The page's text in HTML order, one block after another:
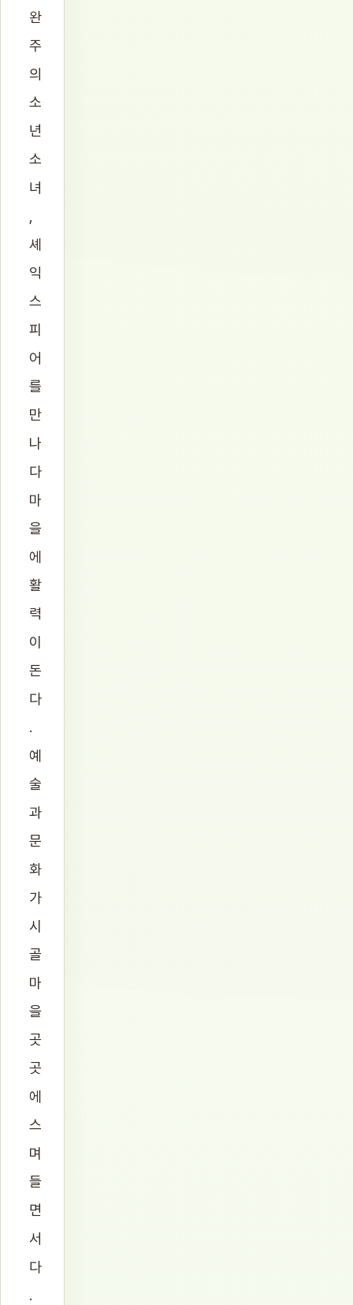
완
주
의
소
년
소
녀
셰
익
스
피
어
를
만
나
다
마
을
에
활
력
이
돈
다
.
예
술
과
문
화
가
시
골
마
을
곳
곳
에
스
며
들
면
서
다
.